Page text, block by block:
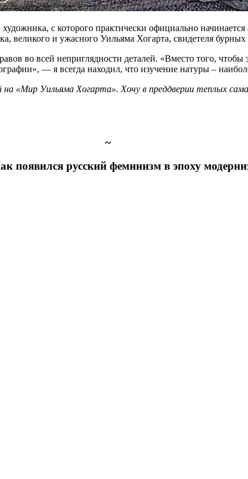
с которого практически официально
великого и ужасного Уильяма Хогарта, свидетеля
во всей неприглядности деталей. «Вместо того, чтобы
— я всегда находил, что изучение натуры –
«Мир Уильяма Хогарта». Хочу в преддверии теплых
~
появился русский феминизм в эпоху